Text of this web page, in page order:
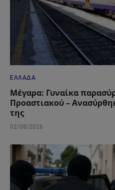
ΕΛΛΆΔΑ
Μέγαρα: Γυναίκα
Προαστιακού –
της
02/08/2026